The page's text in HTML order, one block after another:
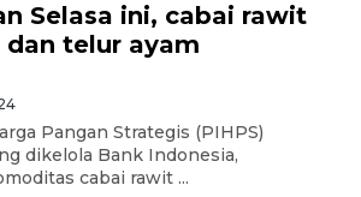
Selasa ini, cabai rawit
dan telur ayam
Pangan Strategis (PIHPS)
dikelola Bank Indonesia,
cabai rawit ...